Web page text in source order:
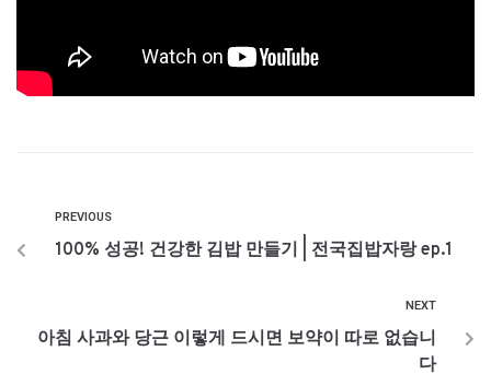
PREVIOUS
100% 성공! 건강한 김밥 만들기 | 전국집밥자랑 ep.1
NEXT
아침 사과와 당근 이렇게 드시면 보약이 따로 없습니
다